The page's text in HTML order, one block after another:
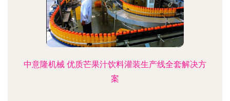
中意隆机械 优质芒果汁饮料灌装生产线全套解决方
案